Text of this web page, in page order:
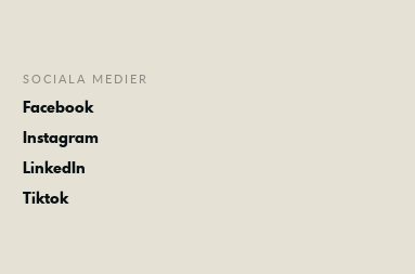
SOCIALA MEDIER
Facebook
Instagram
LinkedIn
Tiktok